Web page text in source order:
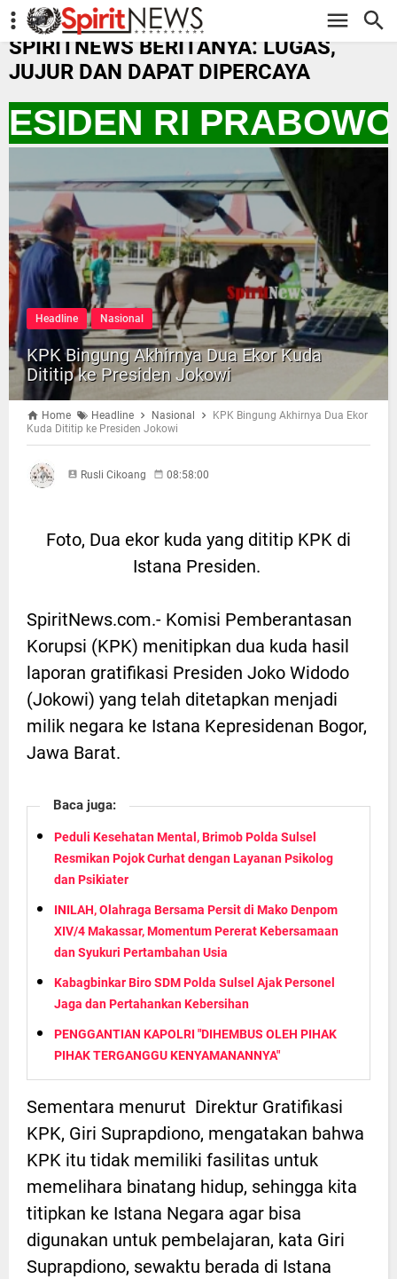
-->
SPIRITNEWS BERITANYA: LUGAS,
JUJUR DAN DAPAT DIPERCAYA
RI
Headline Nasional
KPK Bingung Akhirnya Dua Ekor Kuda
Dititip ke Presiden Jokowi
Home Headline Nasional
KPK Bingung Akhirnya Dua Ekor
Kuda Dititip ke Presiden Jokowi
Rusli Cikoang 08:58:00
Foto, Dua ekor kuda yang dititip KPK di
Istana Presiden.
SpiritNews.com.- Komisi Pemberantasan
Korupsi (KPK) menitipkan dua kuda hasil
laporan gratifikasi Presiden Joko Widodo
(Jokowi) yang telah ditetapkan menjadi
milik negara ke Istana Kepresidenan Bogor,
Jawa Barat.
Baca juga:
Peduli Kesehatan Mental, Brimob Polda Sulsel
Resmikan Pojok Curhat dengan Layanan Psikolog
dan Psikiater
INILAH, Olahraga Bersama Persit di Mako Denpom
XIV/4 Makassar, Momentum Pererat Kebersamaan
dan Syukuri Pertambahan Usia
Kabagbinkar Biro SDM Polda Sulsel Ajak Personel
Jaga dan Pertahankan Kebersihan
PENGGANTIAN KAPOLRI "DIHEMBUS OLEH PIHAK
PIHAK TERGANGGU KENYAMANANNYA"
Sementara menurut Direktur Gratifikasi
KPK, Giri Suprapdiono, mengatakan bahwa
KPK itu tidak memiliki fasilitas untuk
memelihara binatang hidup, sehingga kita
titipkan ke Istana Negara agar bisa
digunakan untuk pembelajaran, kata Giri
Suprapdiono, sewaktu berada di Istana